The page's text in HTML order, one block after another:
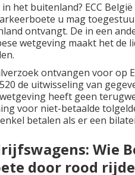
in het buitenland? ECC
u mag
ontvangt. De in een
wetgeving maakt het de
ontvangen voor op
de uitwisseling van
heeft geen
voor niet-betaalde
betalen als er een
Wie
door rood